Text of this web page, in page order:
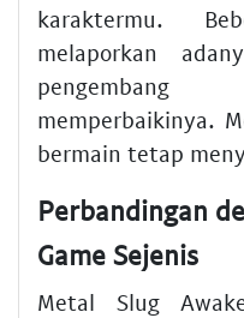
karaktermu.
melaporkan
memperbaikinya.
bermain tetap
Perbandingan
Game Sejenis
Metal Slug